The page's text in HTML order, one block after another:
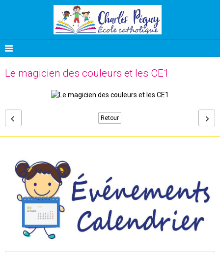
Le magicien des couleurs et les CE1
Retour